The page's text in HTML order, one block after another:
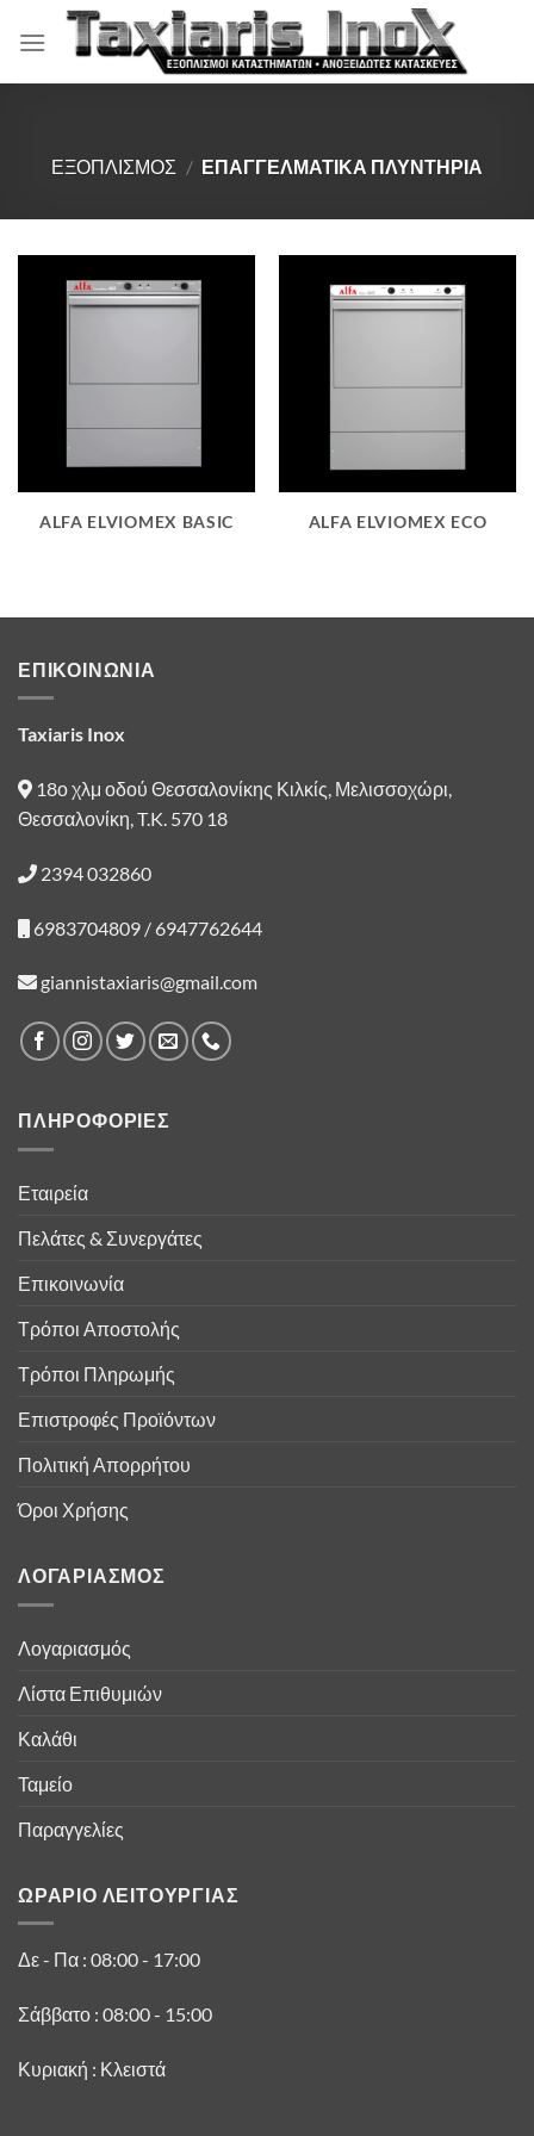
Μετάβαση
στο
ΕΞΟΠΛΙΣΜΟΣ / ΕΠΑΓΓΕΛΜΑΤΙΚΑ ΠΛΥΝΤΗΡΙΑ
ALFA ELVIOMEX BASIC ALFA ELVIOMEX ECO
ΕΠΙΚΟΙΝΩΝΙΑ
Taxiaris Inox
18ο χλμ οδού Θεσσαλονίκης Κιλκίς, Μελισσοχώρι,
Θεσσαλονίκη, T.K. 570 18
2394 032860
6983704809 / 6947762644
giannistaxiaris@gmail.com
ΠΛΗΡΟΦΟΡΙΕΣ
Εταιρεία
Πελάτες & Συνεργάτες
Επικοινωνία
Τρόποι Αποστολής
Τρόποι Πληρωμής
Επιστροφές Προϊόντων
Πολιτική Απορρήτου
Όροι Χρήσης
ΛΟΓΑΡΙΑΣΜΟΣ
Λογαριασμός
Λίστα Επιθυμιών
Καλάθι
Ταμείο
Παραγγελίες
ΩΡΑΡΙΟ ΛΕΙΤΟΥΡΓΙΑΣ
Δε - Πα : 08:00 - 17:00
Σάββατο : 08:00 - 15:00
Κυριακή : Κλειστά